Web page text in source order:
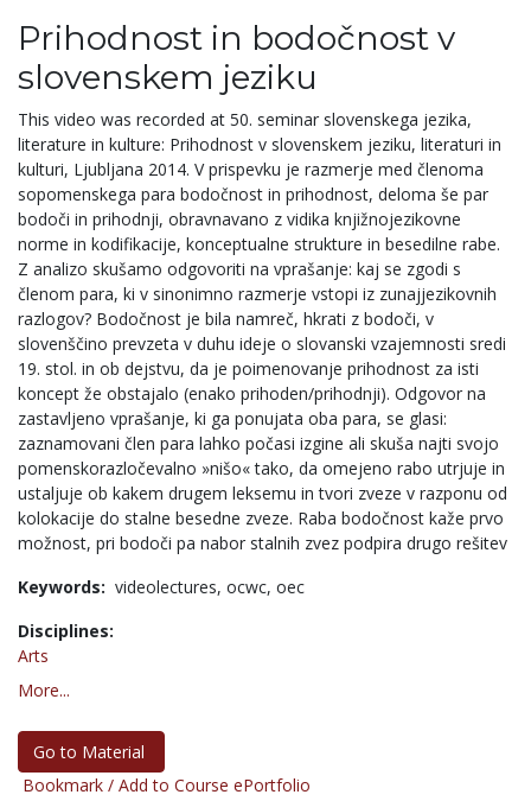
Prihodnost in bodočnost v
slovenskem jeziku
This video was recorded at 50. seminar slovenskega jezika,
literature in kulture: Prihodnost v slovenskem jeziku, literaturi in
kulturi, Ljubljana 2014. V prispevku je razmerje med členoma
sopomenskega para bodočnost in prihodnost, deloma še par
bodoči in prihod­nji, obravnavano z vidika knjižnojezikovne
norme in kodifikacije, konceptualne strukture in besedilne rabe.
Z analizo skušamo odgovoriti na vprašanje: kaj se zgodi s
členom para, ki v sinonimno razmerje vstopi iz zunajjezikovnih
razlogov? Bodočnost je bila namreč, hkrati z bodoči, v
slovenščino prevzeta v duhu ideje o slovanski vzajemnosti sredi
19. stol. in ob dejstvu, da je poimenovanje prihodnost za isti
koncept že obstajalo (enako prihoden/prihodnji). Odgovor na
zastavljeno vprašanje, ki ga ponujata oba para, se glasi:
zaznamovani člen para lahko počasi izgine ali skuša najti svojo
pomenskorazločevalno »nišo« tako, da omejeno rabo utrjuje in
ustaljuje ob kakem drugem leksemu in tvori zveze v razponu od
kolokacije do stalne besedne zveze. Raba bodočnost kaže prvo
možnost, pri bodoči pa nabor stalnih zvez podpira drugo rešitev
Keywords: videolectures, ocwc, oec
Disciplines:
Arts
More...
Go to Material
Bookmark / Add to Course ePortfolio